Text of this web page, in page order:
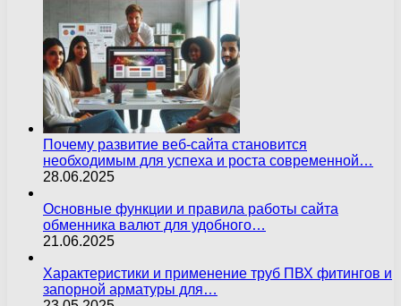
Почему развитие веб-сайта становится
необходимым для успеха и роста современной…
28.06.2025
Основные функции и правила работы сайта
обменника валют для удобного…
21.06.2025
Характеристики и применение труб ПВХ фитингов и
запорной арматуры для…